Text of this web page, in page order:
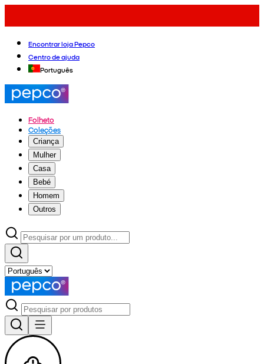
Encontrar loja Pepco
Centro de ajuda
Português
Folheto
Coleções
Criança
Mulher
Casa
Bebé
Homem
Outros